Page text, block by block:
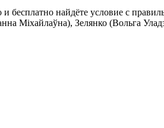
бесплатно найдёте условие с
Міхайлаўна), Зелянко (Вольга